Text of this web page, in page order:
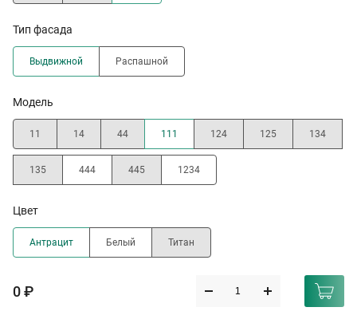
Тип фасада
Выдвижной Распашной
Модель
11 14 44 111 124 125 134
135 444 445 1234
Цвет
Антрацит Белый Титан
0 ₽